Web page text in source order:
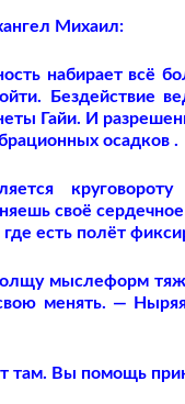
Михаил:
набирает всё
Бездействие
Гайи. И
осадков .
своё сердечное
есть полёт
мыслеформ
менять. —
там. Вы помощь